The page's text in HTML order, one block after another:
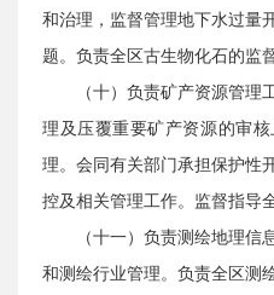
和治理，监督管理地下水过量
题。负责全区古生物化石的监
（十）负责矿产资源管理
理及压覆重要矿产资源的审
理。会同有关部门承担保护性
控及相关管理工作。监督指导
（十一）负责测绘地理信
和测绘行业管理。负责全区测